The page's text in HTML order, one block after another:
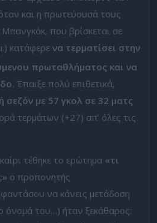
και η πρωτεύουσά τους
που βρίσκεται σε
κατάφερε να τερματίσει στην
πρωταθλήματος και να
Έπαιξε πολύ επιθετικά,
σεζόν με 57 γκολ σε 32 ματς
τερμάτων (+27) απ’ όλες τις
τέθηκε το ερώτημα «τι
ο προπονητής
να κάνεις μετάδοση
όνομά του…) ήταν ξεκάθαρος: